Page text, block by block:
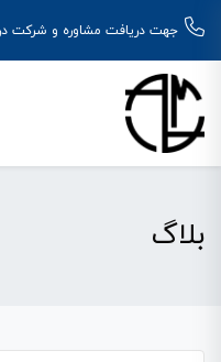
جهت دریافت مشاوره و شرکت
بلاگ